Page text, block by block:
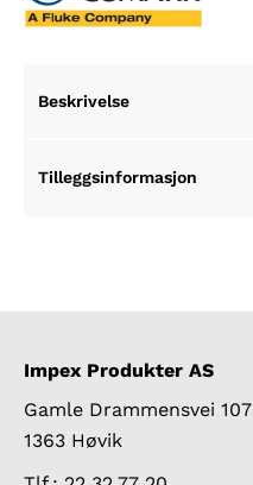
Beskrivelse
Tilleggsinformasjon
Impex Produkter AS
Gamle Drammensvei 107
1363 Høvik